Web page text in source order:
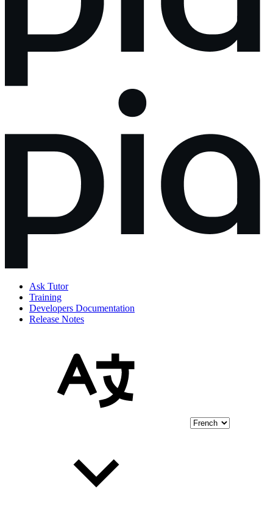
Ask Tutor
Training
Developers Documentation
Release Notes